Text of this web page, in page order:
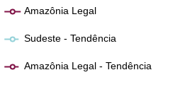
Amazônia Legal
Sudeste - Tendência
Amazônia Legal - Tendência